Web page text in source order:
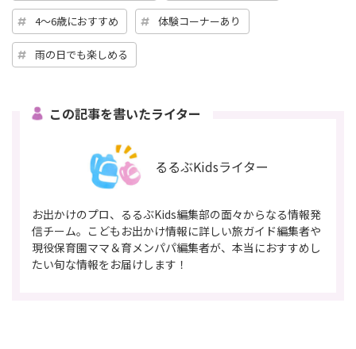
4～6歳におすすめ 体験コーナーあり
雨の日でも楽しめる
この記事を書いたライター
るるぶKidsライター
お出かけのプロ、るるぶKids編集部の面々からなる情報発
信チーム。こどもお出かけ情報に詳しい旅ガイド編集者や
現役保育園ママ＆育メンパパ編集者が、本当におすすめし
たい旬な情報をお届けします！